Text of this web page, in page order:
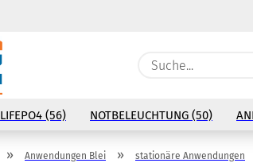
LIFEPO4 (56) NOTBELEUCHTUNG (50)
» Anwendungen Blei » stationäre Anwendungen